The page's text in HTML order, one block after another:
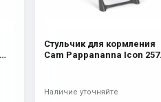
Стульчик для кормления
Cam Pappananna Icon 257
Наличие уточняйте